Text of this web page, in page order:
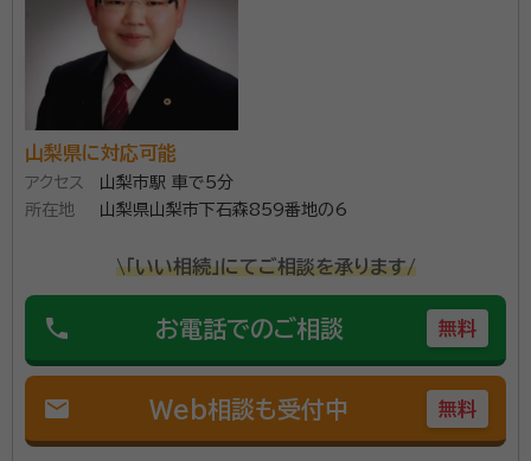
山梨県に対応可能
アクセス
山梨市駅 車で5分
所在地
山梨県山梨市下石森859番地の6
\「いい相続」にてご相談を承ります/
phone お電話でのご相談 無料
mail Web相談も受付中 無料